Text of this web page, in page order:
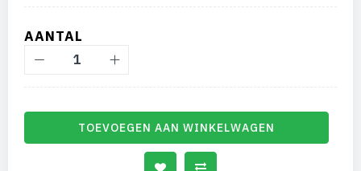
AANTAL
TOEVOEGEN AAN WINKELWAGEN